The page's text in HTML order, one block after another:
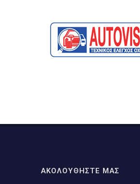
ΑΚΟΛΟΥΘΗΣΤΕ ΜΑΣ